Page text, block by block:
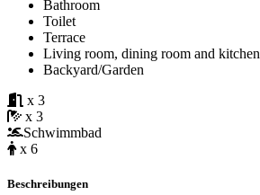
Bathroom
Toilet
Terrace
Living room, dining room and kitchen
Backyard/Garden
x 3
x 3
Schwimmbad
x 6
Beschreibungen